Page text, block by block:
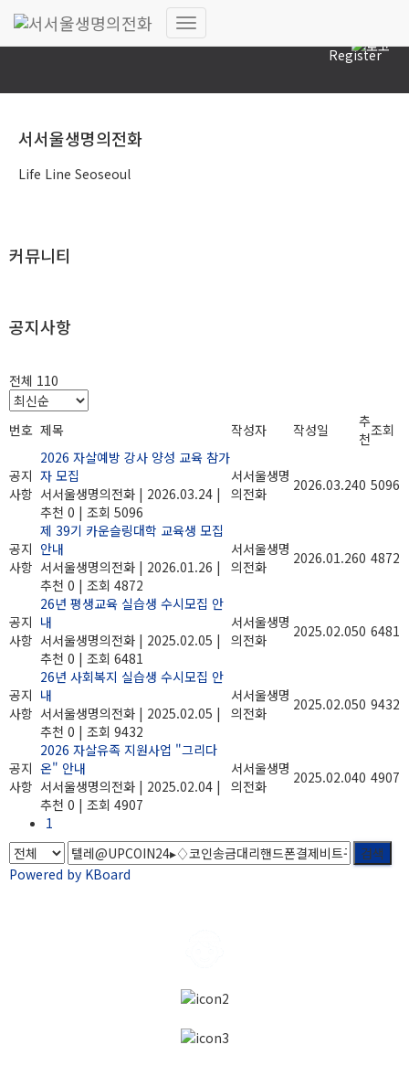
Register
내
이
서서울생명의전화
Life Line Seoseoul
커뮤니티
공지사항
전체 110
번호 제목 작성자 작성일
추
천조회
공지
사항
2026 자살예방 강사 양성 교육 참가
자 모집
서서울생명의전화 | 2026.03.24 |
추천 0 | 조회 5096
서서울생명
의전화
2026.03.240 5096
공지
사항
제 39기 카운슬링대학 교육생 모집
안내
서서울생명의전화 | 2026.01.26 |
추천 0 | 조회 4872
서서울생명
의전화
2026.01.260 4872
공지
사항
26년 평생교육 실습생 수시모집 안
내
서서울생명의전화 | 2025.02.05 |
추천 0 | 조회 6481
서서울생명
의전화
2025.02.050 6481
공지
사항
26년 사회복지 실습생 수시모집 안
내
서서울생명의전화 | 2025.02.05 |
추천 0 | 조회 9432
서서울생명
의전화
2025.02.050 9432
공지
사항
2026 자살유족 지원사업 "그리다
온" 안내
서서울생명의전화 | 2025.02.04 |
추천 0 | 조회 4907
서서울생명
의전화
2025.02.040 4907
1
검색
Powered by KBoard